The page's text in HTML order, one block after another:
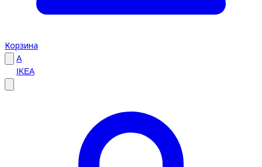
Корзина
A
IKEA